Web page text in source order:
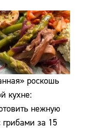
роскошь
кухне:
нежную
за 15